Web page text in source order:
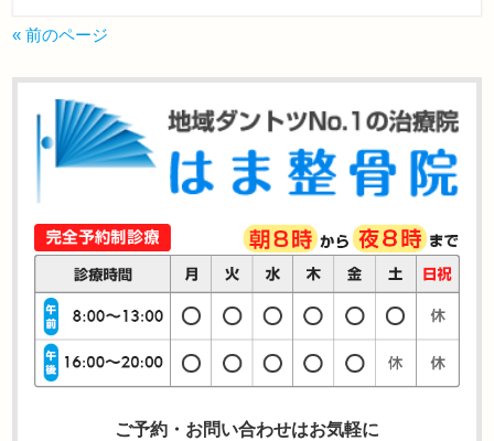
« 前のページ
ご予約・お問い合わせはお気軽に